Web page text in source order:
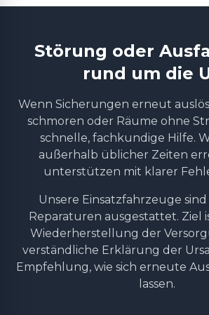
Störung oder
rund um die
Wenn Sicherungen erneut
schmoren oder Räume ohne
schnelle, fachkundige Hilfe.
außerhalb üblicher Zeiten
unterstützen mit klarer
Unsere Einsatzfahrzeuge
Reparaturen ausgestattet. Ziel
Wiederherstellung der
verständliche Erklärung der
Empfehlung, wie sich erneute
lassen.